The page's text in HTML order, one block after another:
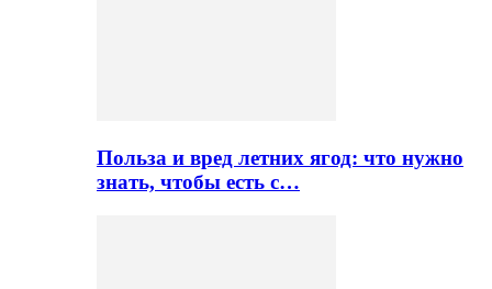
Польза и вред летних ягод: что нужно
знать, чтобы есть с…